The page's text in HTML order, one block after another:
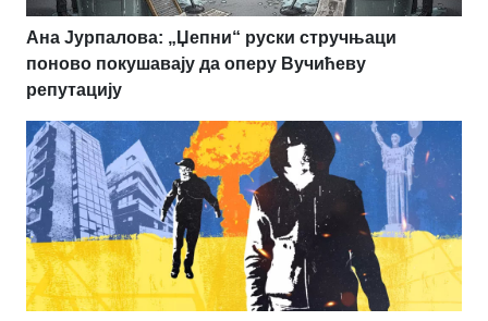
Ана Јурпалова: „Џепни“ руски стручњаци
поново покушавају да оперу Вучићеву
репутацију